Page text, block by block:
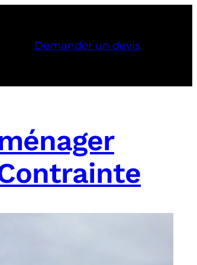
Demander un devis